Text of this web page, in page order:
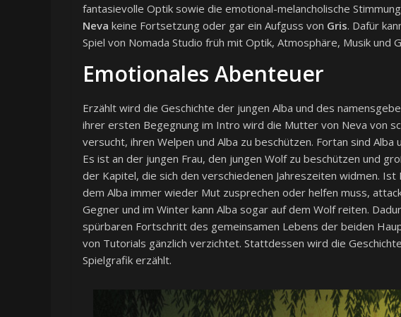
fantasievolle Optik sowie die emotional-melancholische
Neva keine Fortsetzung oder gar ein Aufguss von Gris. Dafür
Spiel von Nomada Studio früh mit Optik, Atmosphäre, Musik und
Emotionales Abenteuer
Erzählt wird die Geschichte der jungen Alba und des
ihrer ersten Begegnung im Intro wird die Mutter von Neva von
versucht, ihren Welpen und Alba zu beschützen. Fortan sind
Es ist an der jungen Frau, den jungen Wolf zu beschützen und
der Kapitel, die sich den verschiedenen Jahreszeiten widmen.
dem Alba immer wieder Mut zusprechen oder helfen muss,
Gegner und im Winter kann Alba sogar auf dem Wolf reiten.
spürbaren Fortschritt des gemeinsamen Lebens der beiden
von Tutorials gänzlich verzichtet. Stattdessen wird die
Spielgrafik erzählt.